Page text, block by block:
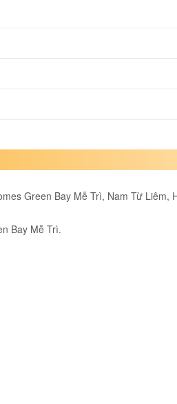
Green Bay Mễ Trì, Nam Từ Liêm,
Bay Mễ Trì.